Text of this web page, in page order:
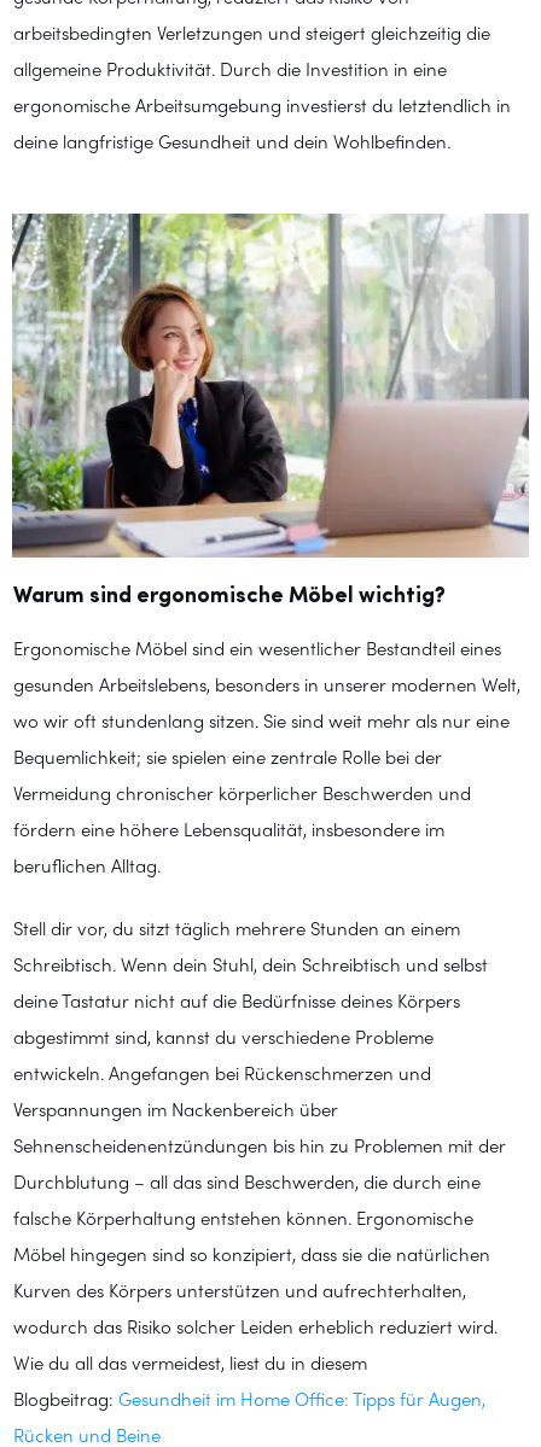
arbeitsbedingten Verletzungen und steigert gleichzeitig die
allgemeine Produktivität. Durch die Investition in eine
ergonomische Arbeitsumgebung investierst du letztendlich in
deine langfristige Gesundheit und dein Wohlbefinden.
Warum sind ergonomische Möbel wichtig?
Ergonomische Möbel sind ein wesentlicher Bestandteil eines
gesunden Arbeitslebens, besonders in unserer modernen Welt,
wo wir oft stundenlang sitzen. Sie sind weit mehr als nur eine
Bequemlichkeit; sie spielen eine zentrale Rolle bei der
Vermeidung chronischer körperlicher Beschwerden und
fördern eine höhere Lebensqualität, insbesondere im
beruflichen Alltag.
Stell dir vor, du sitzt täglich mehrere Stunden an einem
Schreibtisch. Wenn dein Stuhl, dein Schreibtisch und selbst
deine Tastatur nicht auf die Bedürfnisse deines Körpers
abgestimmt sind, kannst du verschiedene Probleme
entwickeln. Angefangen bei Rückenschmerzen und
Verspannungen im Nackenbereich über
Sehnenscheidenentzündungen bis hin zu Problemen mit der
Durchblutung – all das sind Beschwerden, die durch eine
falsche Körperhaltung entstehen können. Ergonomische
Möbel hingegen sind so konzipiert, dass sie die natürlichen
Kurven des Körpers unterstützen und aufrechterhalten,
wodurch das Risiko solcher Leiden erheblich reduziert wird.
Wie du all das vermeidest, liest du in diesem
Blogbeitrag: Gesundheit im Home Office: Tipps für Augen,
Rücken und Beine